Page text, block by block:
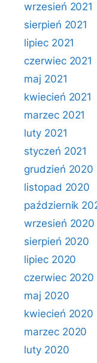
wrzesień 2021
sierpień 2021
lipiec 2021
czerwiec 2021
maj 2021
kwiecień 2021
marzec 2021
luty 2021
styczeń 2021
grudzień 2020
listopad 2020
październik
wrzesień 2020
sierpień 2020
lipiec 2020
czerwiec 2020
maj 2020
kwiecień 2020
marzec 2020
luty 2020